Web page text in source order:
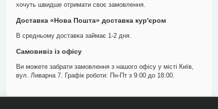
хочуть швидше отримати своє замовлення.
Доставка «Нова Пошта» доставка кур'єром
В средньому доставка займає 1-2 дня.
Самовивіз із офісу
Ви можете забрати замовлення з нашого офісу у місті Київ,
вул. Ливарна 7. Графік роботи: Пн-Пт з 9:00 до 18:00.